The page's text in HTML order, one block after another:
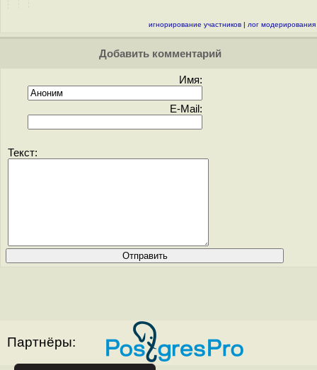
игнорирование участников | лог модерирования
Добавить комментарий
Имя:
E-Mail:
Текст:
Партнёры: